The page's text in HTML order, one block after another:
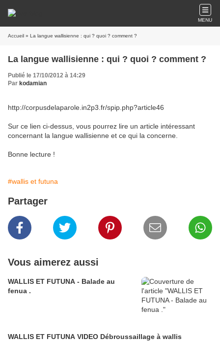
MENU
Accueil » La langue wallisienne : qui ? quoi ? comment ?
La langue wallisienne : qui ? quoi ? comment ?
Publié le 17/10/2012 à 14:29
Par kodamian
http://corpusdelaparole.in2p3.fr/spip.php?article46
Sur ce lien ci-dessus, vous pourrez lire un article intéressant
concernant la langue wallisienne et ce qui la concerne.
Bonne lecture !
#wallis et futuna
Partager
Vous aimerez aussi
WALLIS ET FUTUNA - Balade au
fenua .
WALLIS ET FUTUNA VIDEO Débroussaillage à wallis